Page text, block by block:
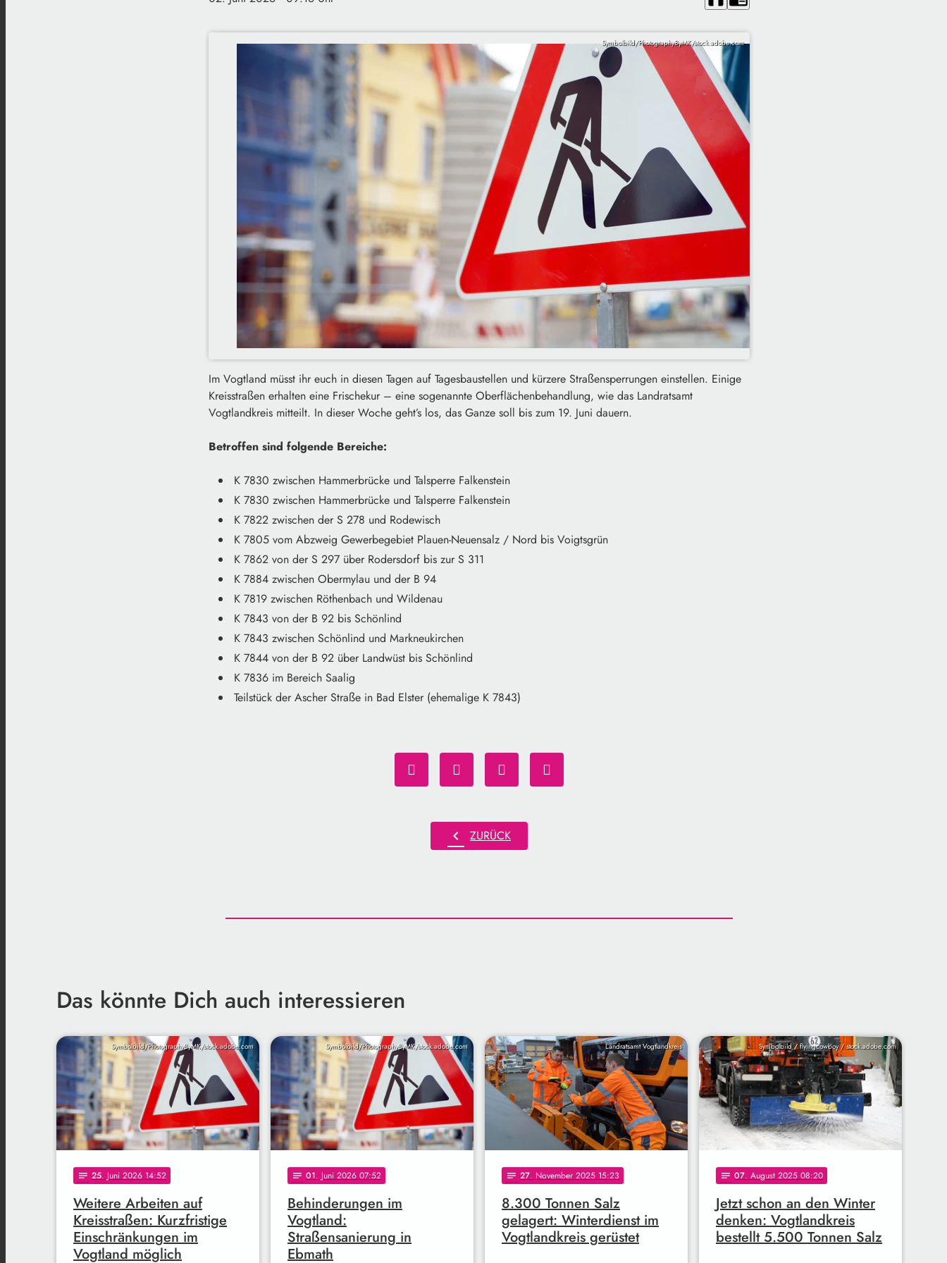
Symbolbild/PhotographyByMK/stock.adobe.com
Im Vogtland müsst ihr euch in diesen Tagen auf Tagesbaustellen und kürzere Straßensperrungen einstellen. Einige
Kreisstraßen erhalten eine Frischekur – eine sogenannte Oberflächenbehandlung, wie das Landratsamt
Vogtlandkreis mitteilt. In dieser Woche geht’s los, das Ganze soll bis zum 19. Juni dauern.
Betroffen sind folgende Bereiche:
K 7830 zwischen Hammerbrücke und Talsperre Falkenstein
K 7830 zwischen Hammerbrücke und Talsperre Falkenstein
K 7822 zwischen der S 278 und Rodewisch
K 7805 vom Abzweig Gewerbegebiet Plauen-Neuensalz / Nord bis Voigtsgrün
K 7862 von der S 297 über Rodersdorf bis zur S 311
K 7884 zwischen Obermylau und der B 94
K 7819 zwischen Röthenbach und Wildenau
K 7843 von der B 92 bis Schönlind
K 7843 zwischen Schönlind und Markneukirchen
K 7844 von der B 92 über Landwüst bis Schönlind
K 7836 im Bereich Saalig
Teilstück der Ascher Straße in Bad Elster (ehemalige K 7843)
chevron_left ZURÜCK
Das könnte Dich auch interessieren
Symbolbild/PhotographyByMK/stock.adobe.com
notes 25. Juni 2026 14:52
Weitere Arbeiten auf
Kreisstraßen: Kurzfristige
Einschränkungen im
Vogtland möglich
Symbolbild/PhotographyByMK/stock.adobe.com
notes 01. Juni 2026 07:52
Behinderungen im
Vogtland:
Straßensanierung in
Ebmath
Landratsamt Vogtlandkreis
notes 27. November 2025 15:23
8.300 Tonnen Salz
gelagert: Winterdienst im
Vogtlandkreis gerüstet
Symbolbild / flyingcowboy / stock.adobe.com
notes 07. August 2025 08:20
Jetzt schon an den Winter
denken: Vogtlandkreis
bestellt 5.500 Tonnen Salz